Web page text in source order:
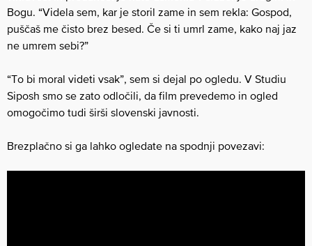
Bogu. “Videla sem, kar je storil zame in sem rekla: Gospod,
puščaš me čisto brez besed. Če si ti umrl zame, kako naj jaz
ne umrem sebi?”
“To bi moral videti vsak”, sem si dejal po ogledu. V Studiu
Siposh smo se zato odločili, da film prevedemo in ogled
omogočimo tudi širši slovenski javnosti.
Brezplačno si ga lahko ogledate na spodnji povezavi: